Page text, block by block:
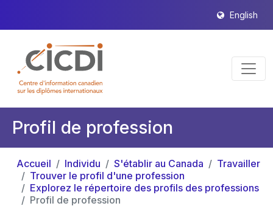
English
Profil de profession
Accueil Individu S'établir au Canada
Travailler
Trouver le profil d'une profession
Explorez le répertoire des profils des professions
Profil de profession